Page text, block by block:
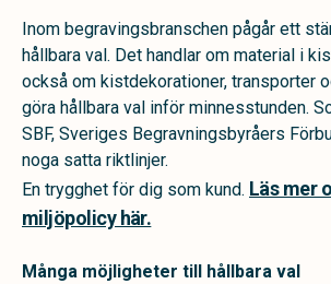
Inom begravingsbranschen pågår ett
hållbara val. Det handlar om material i
också om kistdekorationer, transporter
göra hållbara val inför minnesstunden.
SBF, Sveriges Begravningsbyråers
noga satta riktlinjer.
En trygghet för dig som kund. Läs mer
miljöpolicy här.
Många möjligheter till hållbara val